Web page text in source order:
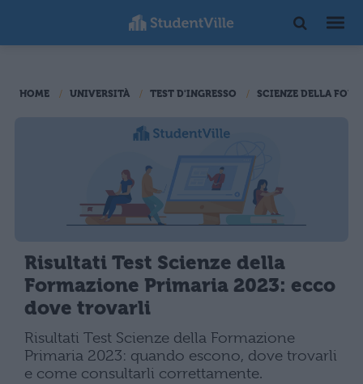
HOME UNIVERSITÀ TEST D'INGRESSO SCIENZE DELLA
Risultati Test Scienze della
Formazione Primaria 2023: ecco
dove trovarli
Risultati Test Scienze della Formazione
Primaria 2023: quando escono, dove trovarli
e come consultarli correttamente.